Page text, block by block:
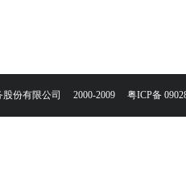
股份有限公司 2000-2009 粤ICP备